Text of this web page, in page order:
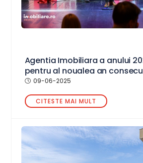
Agentia Imobiliara a anului
pentru al noualea an
09-06-2025
CITESTE MAI MULT